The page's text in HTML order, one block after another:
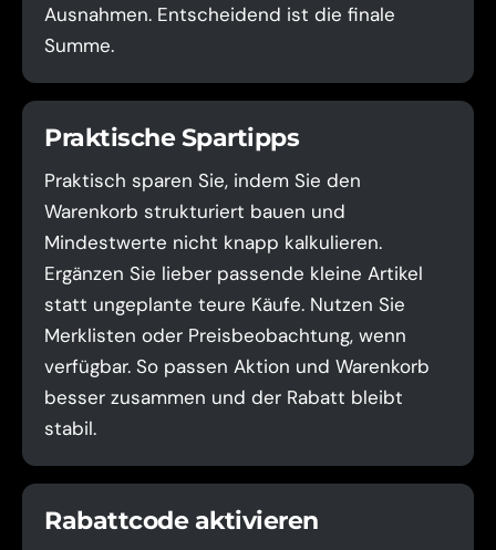
Ausnahmen. Entscheidend ist die finale
Summe.
Praktische Spartipps
Praktisch sparen Sie, indem Sie den
Warenkorb strukturiert bauen und
Mindestwerte nicht knapp kalkulieren.
Ergänzen Sie lieber passende kleine Artikel
statt ungeplante teure Käufe. Nutzen Sie
Merklisten oder Preisbeobachtung, wenn
verfügbar. So passen Aktion und Warenkorb
besser zusammen und der Rabatt bleibt
stabil.
Rabattcode aktivieren